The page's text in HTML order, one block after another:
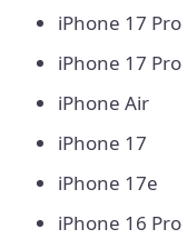
iPhone 17 Pro
iPhone 17 Pro
iPhone Air
iPhone 17
iPhone 17e
iPhone 16 Pro